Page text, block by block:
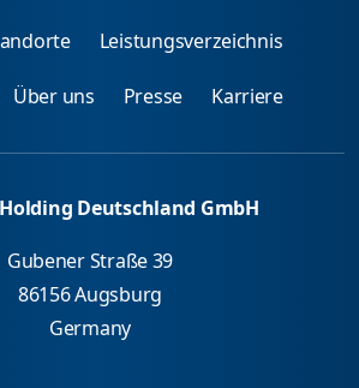
Leistungsverzeichnis
Über uns Presse Karriere
Holding Deutschland GmbH
Gubener Straße 39
86156 Augsburg
Germany